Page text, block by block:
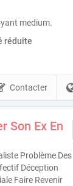
medium.
réduite
Contacter
Son Ex En
Problème Des
Déception
Faire Revenir